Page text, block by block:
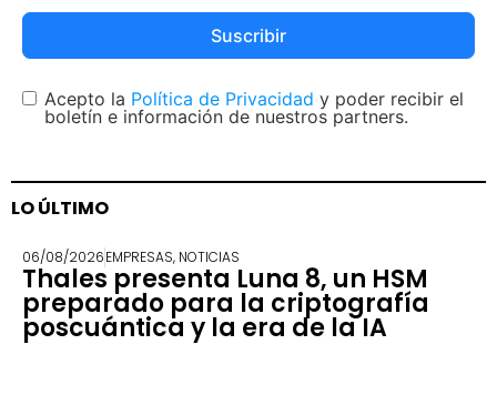
Suscribir
Acepto la Política de Privacidad y poder recibir el
boletín e información de nuestros partners.
LO ÚLTIMO
06/08/2026EMPRESAS, NOTICIAS
Thales presenta Luna 8, un HSM
preparado para la criptografía
poscuántica y la era de la IA